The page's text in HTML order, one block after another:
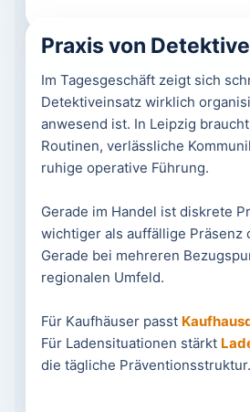
Praxis von
Im Tagesgeschäft zeigt sich
Detektiveinsatz wirklich
anwesend ist. In Leipzig
Routinen, verlässliche
ruhige operative Führung.
Gerade im Handel ist diskrete
wichtiger als auffällige Präsenz
Gerade bei mehreren
regionalen Umfeld.
Für Kaufhäuser passt
Für Ladensituationen stärkt
die tägliche Präventionsstruktur.